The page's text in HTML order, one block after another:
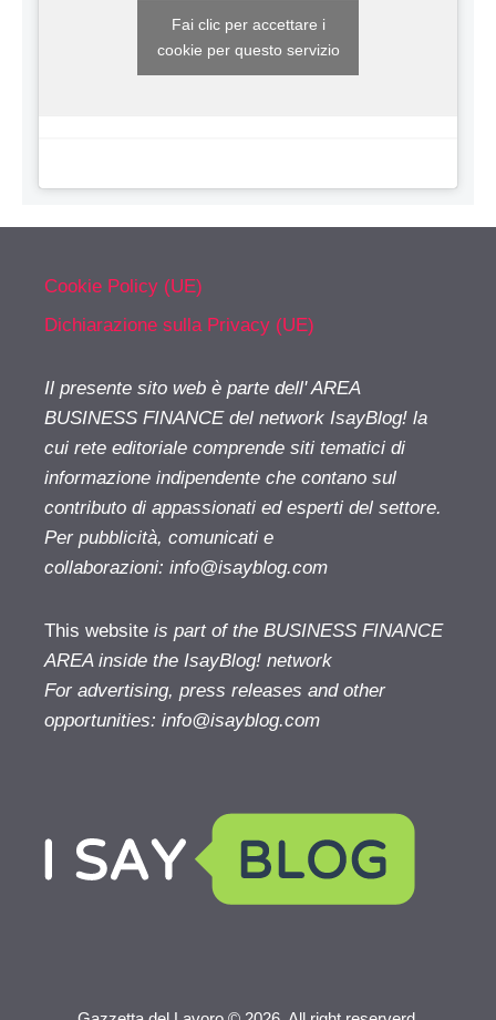
Fai clic per accettare i
cookie per questo servizio
Cookie Policy (UE)
Dichiarazione sulla Privacy (UE)
Il presente sito web è parte dell' AREA
BUSINESS FINANCE del network IsayBlog! la
cui rete editoriale comprende siti tematici di
informazione indipendente che contano sul
contributo di appassionati ed esperti del settore.
Per pubblicità, comunicati e
collaborazioni: info@isayblog.com
This website is part of the BUSINESS FINANCE
AREA inside the IsayBlog! network
For advertising, press releases and other
opportunities: info@isayblog.com